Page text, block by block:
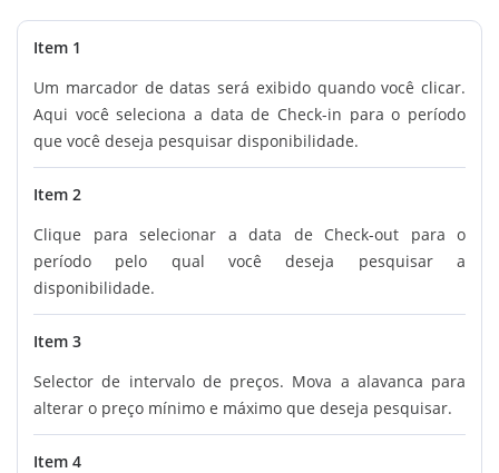
Item 1
Um marcador de datas será exibido quando você clicar.
Aqui você seleciona a data de Check-in para o período
que você deseja pesquisar disponibilidade.
Item 2
Clique para selecionar a data de Check-out para o
período pelo qual você deseja pesquisar a
disponibilidade.
Item 3
Selector de intervalo de preços. Mova a alavanca para
alterar o preço mínimo e máximo que deseja pesquisar.
Item 4